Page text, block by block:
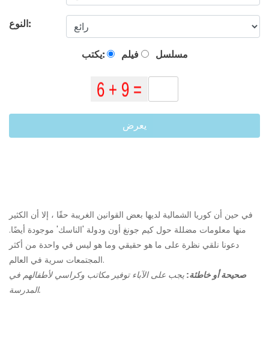
النوع:
يكتب: فيلم مسلسل
يعرض
في حين أن كوريا الشمالية لديها بعض القوانين الغريبة حقًا ، إلا أن الكثير
منها معلومات مضللة حول كيم جونغ أون ودولة 'الناسك' موجودة أيضًا.
دعونا نلقي نظرة على ما هو حقيقي وما هو ليس في واحدة من أكثر
المجتمعات سرية في العالم.
صحيحة أو خاطئة: يجب على الآباء توفير مكاتب وكراسي لأطفالهم في
المدرسة.